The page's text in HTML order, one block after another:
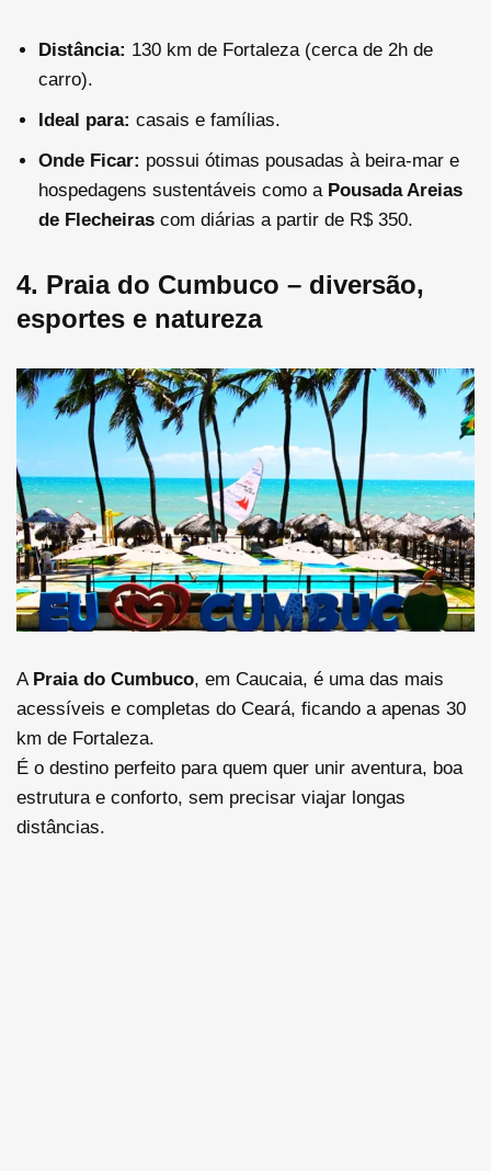
Distância: 130 km de Fortaleza (cerca de 2h de
carro).
Ideal para: casais e famílias.
Onde Ficar: possui ótimas pousadas à beira-mar e
hospedagens sustentáveis como a Pousada Areias
de Flecheiras com diárias a partir de R$350.
4. Praia do Cumbuco – diversão,
esportes e natureza
A Praia do Cumbuco, em Caucaia, é uma das mais
acessíveis e completas do Ceará, ficando a apenas 30
km de Fortaleza.
É o destino perfeito para quem quer unir aventura, boa
estrutura e conforto, sem precisar viajar longas
distâncias.